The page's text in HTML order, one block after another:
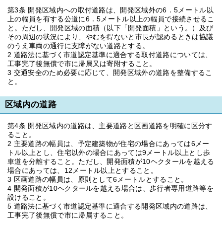
第3条 開発区域内への取付道路は、開発区域外の6．5メートル以
上の幅員を有する公道に6．5メートル以上の幅員で接続させるこ
と。ただし、開発区域の面積（以下「開発面積」という。）及び
その周辺の状況により、やむを得ないと市長が認めるときは協議
のうえ車両の通行に支障がない道路とする。
2 道路法に基づく市道認定基準に適合する取付道路については、
工事完了後無償で市に帰属又は寄附すること。
3 交通安全のため必要に応じて、開発区域外の道路を整備するこ
と。
区域内の道路
第4条 開発区域内の道路は、主要道路と区画道路を明確に区分す
ること。
2 主要道路の幅員は、予定建築物が住宅の場合にあっては6メー
トル以上とし、住宅以外の場合にあっては9メートル以上とし歩
車道を分離すること。ただし、開発面積が10ヘクタールを越える
場合にあっては、12メートル以上とすること。
3 区画道路の幅員は、原則として6メートルとすること。
4 開発面積が10ヘクタールを越える場合は、歩行者専用道路等を
設けること。
5 道路法に基づく市道認定基準に適合する開発区域内の道路は、
工事完了後無償で市に帰属すること。